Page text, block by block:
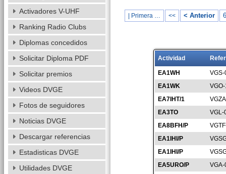
| Primera … << < Anterior
Actividad
EA1WH
EA1WK
EA7IHT/1
EA3TO
VGL-
EA8BFH/P
EA1IHI/P
EA1IHI/P
EA5URO/P
Activadores V-UHF
Ranking Radio Clubs
Diplomas concedidos
Solicitar Diploma PDF
Solicitar premios
Videos DVGE
Fotos de seguidores
Noticias DVGE
Descargar referencias
Estadisticas DVGE
Utilidades DVGE